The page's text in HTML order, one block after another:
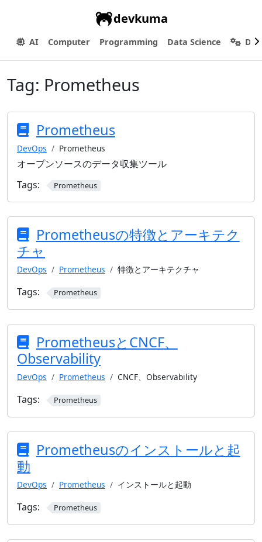
devkuma
AI Computer Programming Data Science
Tag: Prometheus
Prometheus
DevOps Prometheus
オープンソースのデータ収集ツール
Tags:
Prometheus
Prometheusの特徴とアーキテク
チャ
DevOps Prometheus 特徴とアーキテクチャ
Tags: Prometheus
PrometheusとCNCF、
Observability
DevOps Prometheus CNCF、Observability
Tags: Prometheus
Prometheusのインストールと起
動
DevOps Prometheus インストールと起動
Tags: Prometheus